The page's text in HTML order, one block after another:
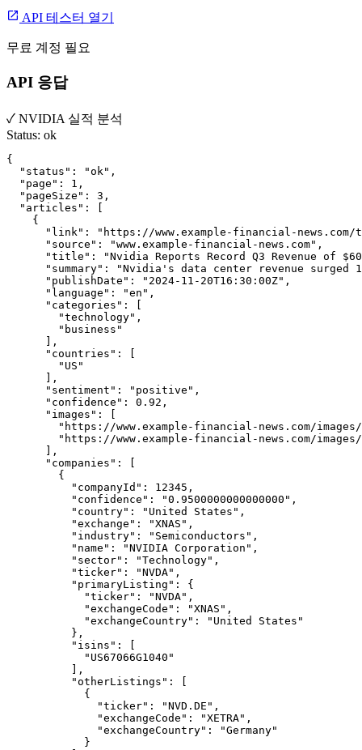
API 테스터 열기
무료 계정 필요
API 응답
✓ NVIDIA 실적 분석
Status: ok
{
  "status": "ok",
  "page": 1,
  "pageSize": 3,
  "articles": [
    {
"link": "https://www.example-financial-news.com/
      "source": "www.example-financial-news.com",
"title": "Nvidia Reports Record Q3 Revenue of
"summary": "Nvidia's data center revenue surged
      "publishDate": "2024-11-20T16:30:00Z",
      "language": "en",
      "categories": [
        "technology",
        "business"
      ],
      "countries": [
        "US"
      ],
      "sentiment": "positive",
      "confidence": 0.92,
      "images": [
"https://www.example-financial-news.com/
"https://www.example-financial-news.com/
      ],
      "companies": [
        {
          "companyId": 12345,
          "confidence": "0.9500000000000000",
          "country": "United States",
          "exchange": "XNAS",
          "industry": "Semiconductors",
          "name": "NVIDIA Corporation",
          "sector": "Technology",
          "ticker": "NVDA",
          "primaryListing": {
            "ticker": "NVDA",
            "exchangeCode": "XNAS",
            "exchangeCountry": "United States"
          },
          "isins": [
            "US67066G1040"
          ],
          "otherListings": [
            {
              "ticker": "NVD.DE",
              "exchangeCode": "XETRA",
              "exchangeCountry": "Germany"
            }